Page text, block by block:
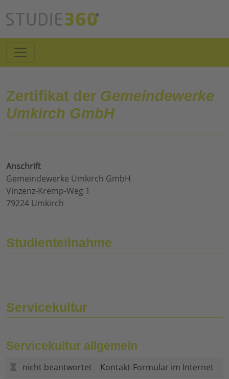
Zertifikat der Gemeindewerke
Umkirch GmbH
Anschrift
Gemeindewerke Umkirch GmbH
Vinzenz-Kremp-Weg 1
79224 Umkirch
Studienteilnahme
Servicekultur
Servicekultur allgemein
nicht beantwortet
Kontakt-Formular im Internet